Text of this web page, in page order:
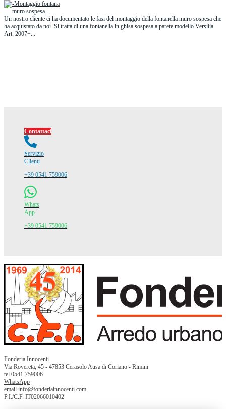
Un nostro cliente ci ha documentato le fasi del montaggio della fontanella muro sospesa che
ha acquistato da noi. Si tratta di una fontanella in ghisa sospesa a parete modello Versilia
Art. 2007+...
Contattaci
Servizio
Clienti
+39 0541 759006
Whats
App
+39 0541 759006
Fonderia Innocenti
Via Rovereta, 45 - 47853 Cerasolo Ausa di Coriano - Rimini
tel 0541 759006
WhatsApp
email info@fonderiainnocenti.com
P.I./C.F. IT02066010402